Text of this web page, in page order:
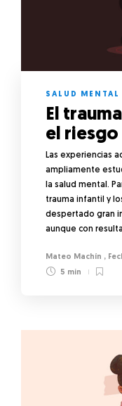
SALUD MENTAL
El
el
Las experiencias
ampliamente
la salud mental.
trauma infantil y
despertado gran
aunque con
Mateo Machín ,
5 min